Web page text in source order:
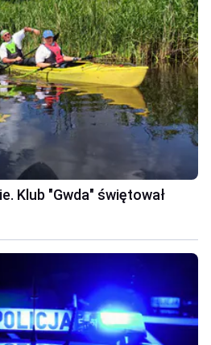
Klub "Gwda" świętował